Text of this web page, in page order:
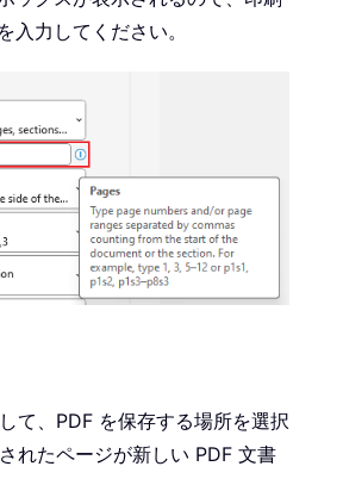
入力してください。
て、PDF を保存する場所を選択
れたページが新しい PDF 文書